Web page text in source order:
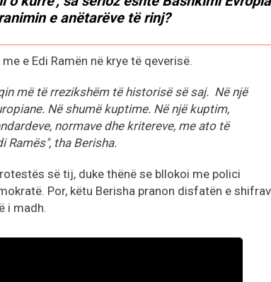
e anëtarëve të rinj?
e Edi Ramën në krye të qeverisë.
më të rrezikshëm të historisë së saj. Në një
Në shumë kuptime. Në një kuptim,
normave dhe kritereve, me ato të
tha Berisha.
së tij, duke thënë se bllokoi me polici
Por, këtu Berisha pranon disfatën e
i madh.